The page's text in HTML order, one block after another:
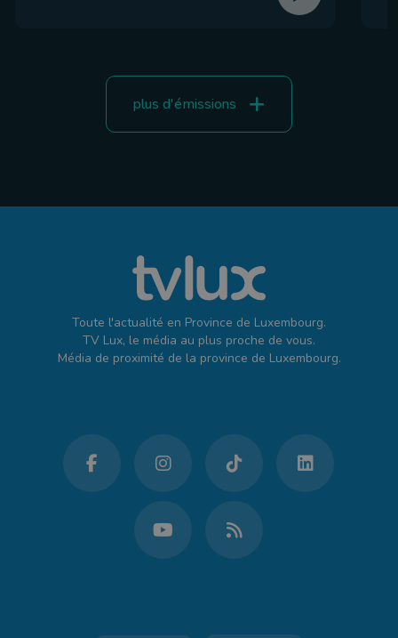
plus d'émissions
Toute l'actualité en Province de Luxembourg.
TV Lux, le média au plus proche de vous.
Média de proximité de la province de Luxembourg.